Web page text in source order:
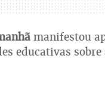
manifestou
educativas sobre